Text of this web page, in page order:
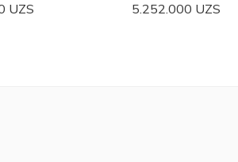
UZS 5.252.000 UZS